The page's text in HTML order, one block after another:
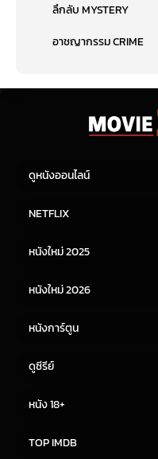
ลึกลับ MYSTERY
อาชญากรรม CRIME
ดูหนังออนไลน์
หนังจีน
NETFLIX
หนังใหม่ 2025
หนังใหม่ 2026
หนังการ์ตูน
ดูซีรีย์
หนัง 18+
TOP IMDB